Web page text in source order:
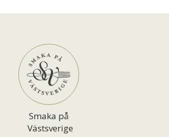
Smaka på
Västsverige